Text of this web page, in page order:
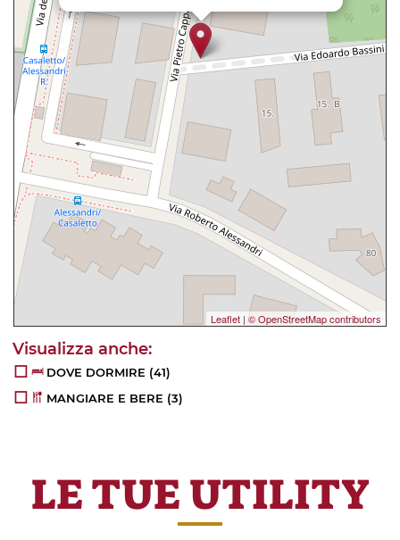
Leaflet | © OpenStreetMap contributors
DOVE DORMIRE (41)
MANGIARE E BERE (3)
LE TUE UTILITY